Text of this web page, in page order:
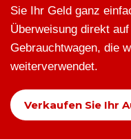
Sie Ihr Geld ganz
Überweisung direkt
Gebrauchtwagen, die
weiterverwendet.
Verkaufen Sie Ihr